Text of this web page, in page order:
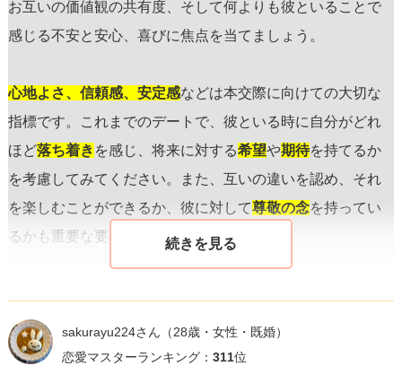
お互いの価値観の共有度、そして何よりも彼といることで
感じる不安と安心、喜びに焦点を当てましょう。
心地よさ、信頼感、安定感などは本交際に向けての大切な
指標です。これまでのデートで、彼といる時に自分がどれ
ほど落ち着き を感じ、将来に対する希望や期待を持てるか
を考慮してみてください。また、互いの違いを認め、それ
を楽しむことができるか、彼に対して尊敬の念を持ってい
るかも重要な要素です。
不安要素
があることも指摘しています。それは彼の何か特
定の行動かもしれませんし、自分自身の過去の経験から由
sakurayu224さん （28歳・女性・既婚）
恋愛マスターランキング： 311位